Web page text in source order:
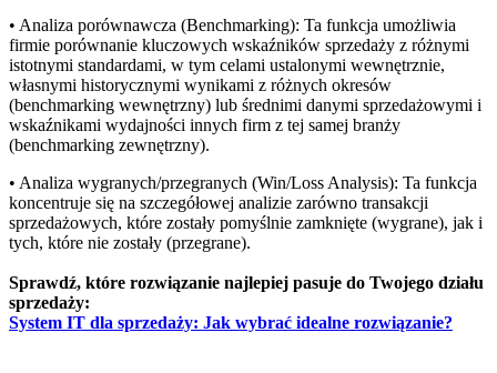
• Analiza porównawcza (Benchmarking): Ta funkcja umożliwia
firmie porównanie kluczowych wskaźników sprzedaży z różnymi
istotnymi standardami, w tym celami ustalonymi wewnętrznie,
własnymi historycznymi wynikami z różnych okresów
(benchmarking wewnętrzny) lub średnimi danymi sprzedażowymi i
wskaźnikami wydajności innych firm z tej samej branży
(benchmarking zewnętrzny).
• Analiza wygranych/przegranych (Win/Loss Analysis): Ta funkcja
koncentruje się na szczegółowej analizie zarówno transakcji
sprzedażowych, które zostały pomyślnie zamknięte (wygrane), jak i
tych, które nie zostały (przegrane).
Sprawdź, które rozwiązanie najlepiej pasuje do Twojego działu
sprzedaży:
System IT dla sprzedaży: Jak wybrać idealne rozwiązanie?